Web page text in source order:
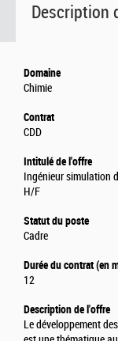
Description
Domaine
Chimie
Contrat
CDD
Intitulé de l'offre
Ingénieur simulation
H/F
Statut du poste
Cadre
Durée du contrat (en
12
Description de l'offre
Le développement